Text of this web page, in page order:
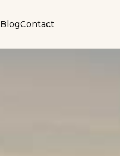
BlogContact